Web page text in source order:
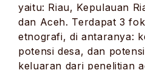
yaitu: Riau, Kepulauan
dan Aceh. Terdapat 3
etnografi, di antaranya:
potensi desa, dan
keluaran dari penelitian